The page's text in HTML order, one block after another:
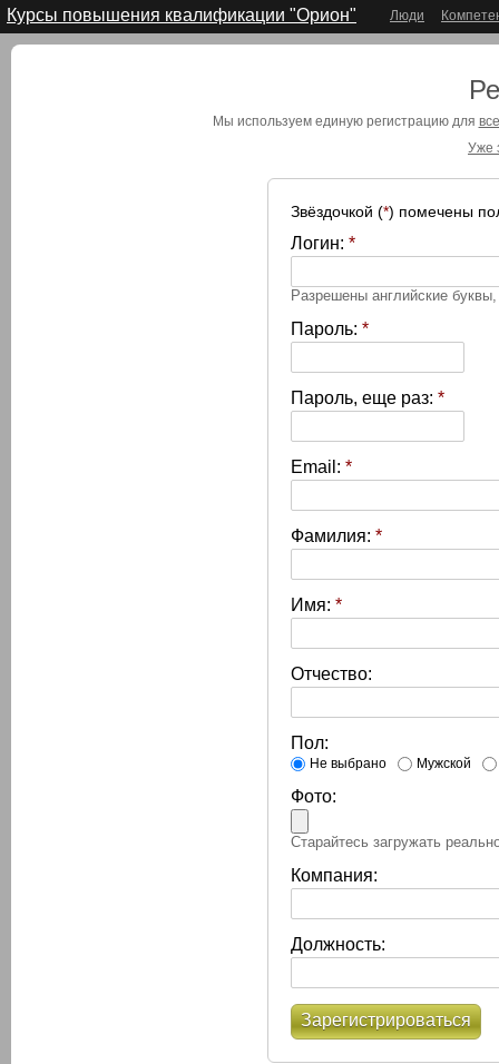
Курсы повышения квалификации "Орион" Люди
Мы используем единую регистрацию для
Уже
Звёздочкой (*) помечены
Логин: *
Разрешены английские
Пароль: *
Пароль, еще раз: *
Email: *
Фамилия: *
Имя: *
Отчество:
Пол:
Не выбрано Мужской
Фото:
Старайтесь загружать
Компания:
Должность:
Зарегистрироваться